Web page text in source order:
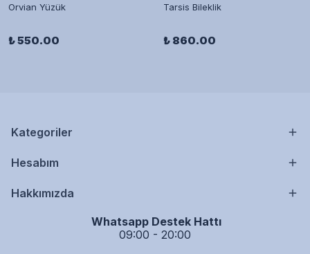
Orvian Yüzük
₺ 550.00
Tarsis Bileklik
₺ 860.00
Kategoriler
Hesabım
Hakkımızda
Whatsapp Destek Hattı
09:00 - 20:00